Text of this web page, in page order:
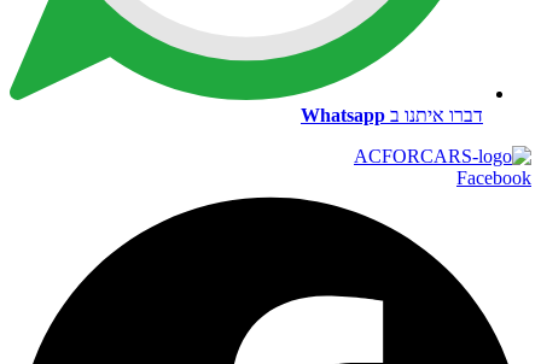
דברו איתנו ב Whatsapp
Facebook